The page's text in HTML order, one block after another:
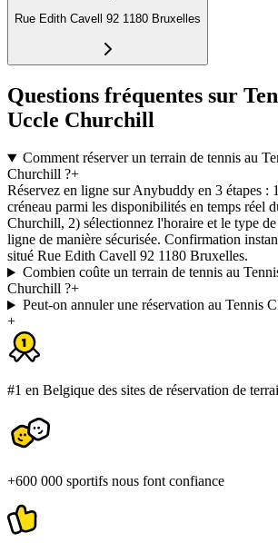
Rue Edith Cavell 92 1180 Bruxelles
Questions fréquentes sur
Uccle Churchill
Comment réserver un terrain de tennis au
Churchill ?+
Réservez en ligne sur Anybuddy en 3 étapes :
créneau parmi les disponibilités en temps réel
Churchill, 2) sélectionnez l'horaire et le type
ligne de manière sécurisée. Confirmation
situé Rue Edith Cavell 92 1180 Bruxelles.
Combien coûte un terrain de tennis au
Churchill ?+
Peut-on annuler une réservation au Tennis
+
#1 en Belgique des sites de réservation de
+600 000 sportifs nous font confiance